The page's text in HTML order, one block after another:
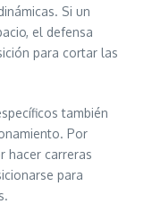
Si un
el defensa
para cortar las
también
Por
hacer carreras
para